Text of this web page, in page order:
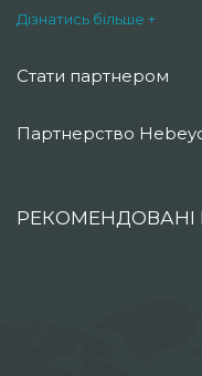
Дізнатись більше +
Стати партнером
Партнерство
РЕКОМЕНДОВАНІ